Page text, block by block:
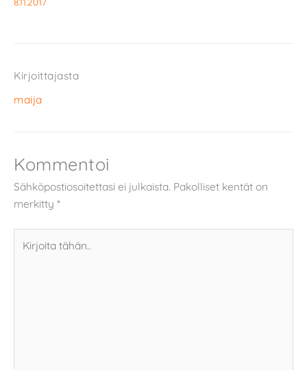
Kirjoittajasta
maija
Kommentoi
Sähköpostiosoitettasi ei julkaista. Pakolliset kentät on
merkitty *
tähän..